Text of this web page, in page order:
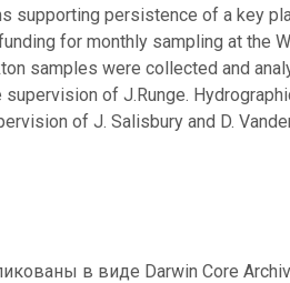
supporting persistence of a key
for monthly sampling at the
samples were collected and
of J.Runge.
of J. Salisbury and D.
в виде Darwin Core